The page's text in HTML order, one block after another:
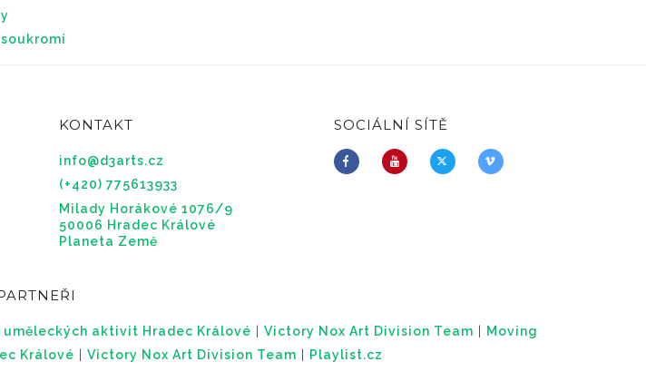
KONTAKT
info@d3arts.cz
(+420) 775613933
Milady Horákové 1076/9
50006 Hradec Králové
Planeta Země
SOCIÁLNÍ SÍTĚ
uměleckých aktivit Hradec Králové Victory Nox Art Division Team
Moving
Králové Victory Nox Art Division Team Playlist.cz